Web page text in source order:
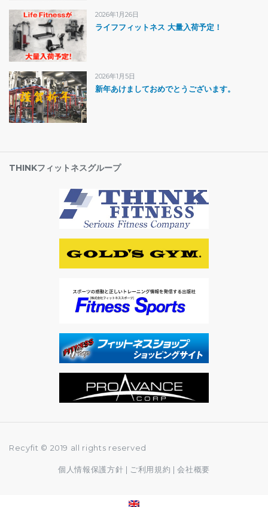
2026年1月26日
ライフフィットネス 大量入荷予定！
2026年1月5日
新年あけましておめでとうございます。
THINKフィットネスグループ
Recyfit © 2019 all rights reserved
個人情報保護方針 | ご利用規約 |会社概要